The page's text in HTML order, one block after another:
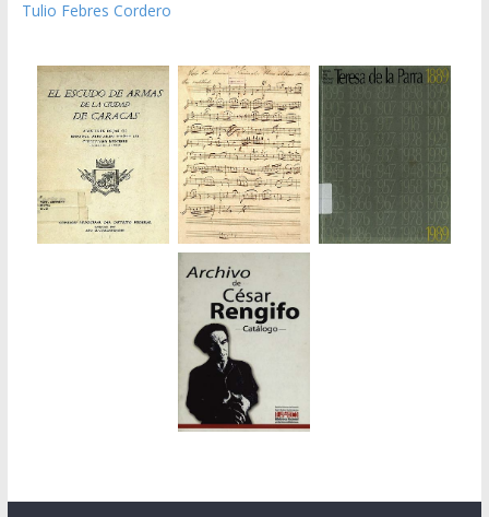
Tulio Febres Cordero